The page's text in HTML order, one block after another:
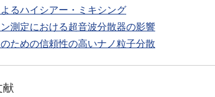
るハイシアー・ミキシング
測定における超音波分散器の影響
ための信頼性の高いナノ粒子分散